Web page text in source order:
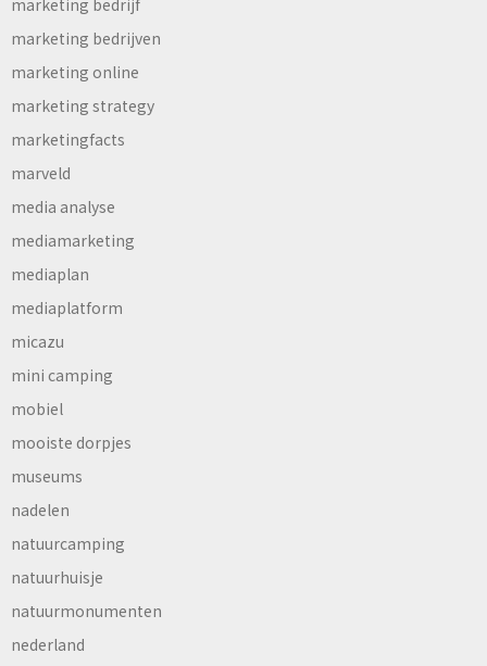
marketing bedrijf
marketing bedrijven
marketing online
marketing strategy
marketingfacts
marveld
media analyse
mediamarketing
mediaplan
mediaplatform
micazu
mini camping
mobiel
mooiste dorpjes
museums
nadelen
natuurcamping
natuurhuisje
natuurmonumenten
nederland